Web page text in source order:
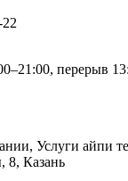
перерыв
Услуги айпи
8, Казань